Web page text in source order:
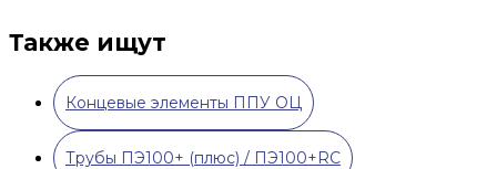
Также ищут
Концевые элементы ППУ ОЦ
Трубы ПЭ100+ (плюс) / ПЭ100+RC